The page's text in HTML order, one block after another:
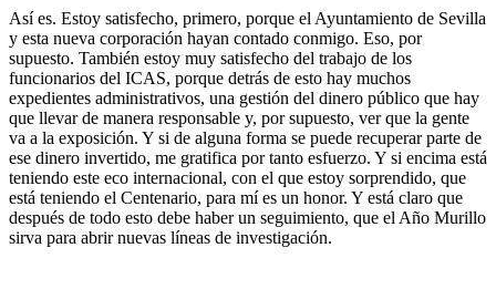
Así es. Estoy satisfecho, primero, porque el Ayuntamiento de Sevilla
y esta nueva corporación hayan contado conmigo. Eso, por
supuesto. También estoy muy satisfecho del trabajo de los
funcionarios del ICAS, porque detrás de esto hay muchos
expedientes administrativos, una gestión del dinero público que hay
que llevar de manera responsable y, por supuesto, ver que la gente
va a la exposición. Y si de alguna forma se puede recuperar parte de
ese dinero invertido, me gratifica por tanto esfuerzo. Y si encima está
teniendo este eco internacional, con el que estoy sorprendido, que
está teniendo el Centenario, para mí es un honor. Y está claro que
después de todo esto debe haber un seguimiento, que el Año Murillo
sirva para abrir nuevas líneas de investigación.